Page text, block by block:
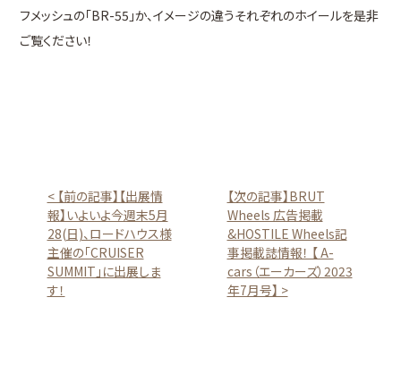
フメッシュの「BR-55」か、イメージの違うそれぞれのホイールを是非
ご覧ください！
< 【前の記事】【出展情
報】いよいよ今週末5月
28(日)、ロードハウス様
主催の「CRUISER
SUMMIT」に出展しま
す！
【次の記事】BRUT
Wheels 広告掲載
&HOSTILE Wheels記
事掲載誌情報！ 【 A-
cars（エーカーズ）2023
年7月号】 >